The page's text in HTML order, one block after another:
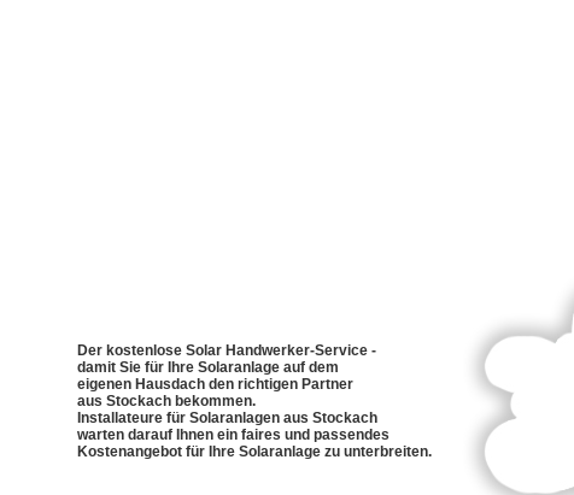
Der kostenlose Solar Handwerker-Service -
damit Sie für Ihre Solaranlage auf dem
eigenen Hausdach den richtigen Partner
aus Stockach bekommen.
Installateure für Solaranlagen aus Stockach
warten darauf Ihnen ein faires und passendes
Kostenangebot für Ihre Solaranlage zu unterbreiten.